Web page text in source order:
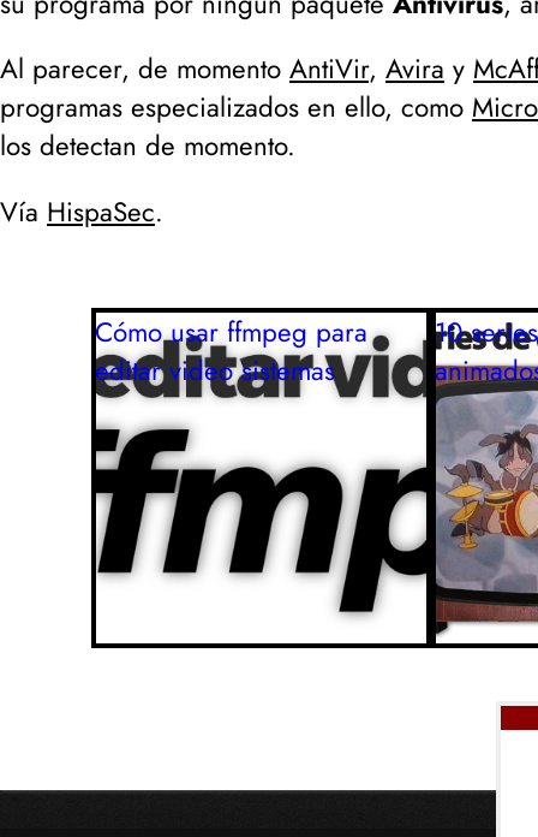
Al parecer, de momento AntiVir, Avira y
programas especializados en ello, como
los detectan de momento.
Vía HispaSec.
Cómo usar ffmpeg para
editar video sistemas
10